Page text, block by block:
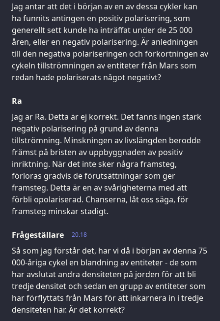
Jag antar att det i början av en av dessa cykler kan
ha funnits antingen en positiv polarisering, som
generellt sett kunde ha inträffat under de 25 000
åren, eller en negativ polarisering. Är anledningen
till den negativa polariseringen och förkortningen av
cykeln tillströmningen av entiteter från Mars som
redan hade polariserats något negativt?
Ra
Jag är Ra. Detta är ej korrekt. Det fanns ingen stark
negativ polarisering på grund av denna
tillströmning. Minskningen av livslängden berodde
främst på bristen av uppbyggnaden av positiv
inriktning. När det inte sker några framsteg,
förloras gradvis de förutsättningar som ger
framsteg. Detta är en av svårigheterna med att
förbli opolariserad. Chanserna, låt oss säga, för
framsteg minskar stadigt.
20.18
Frågeställare
Så som jag förstår det, har vi då i början av denna 75
000-åriga cykel en blandning av entiteter - de som
har avslutat andra densiteten på jorden för att bli
tredje densitet och sedan en grupp av entiteter som
har förflyttats från Mars för att inkarnera in i tredje
densiteten här. Är det korrekt?